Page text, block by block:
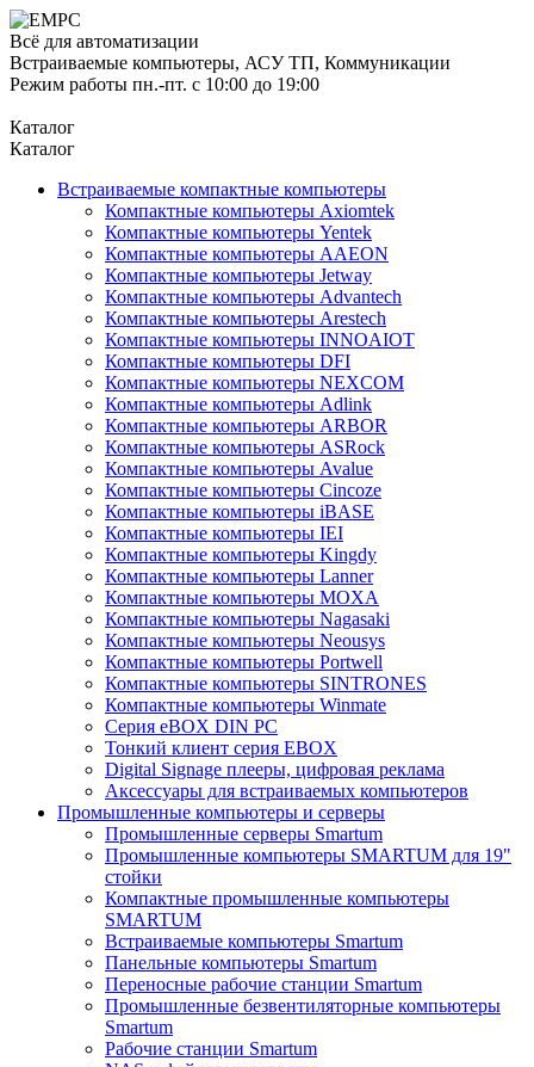
Всё для автоматизации
Встраиваемые компьютеры, АСУ ТП, Коммуникации
Режим работы пн.-пт. с 10:00 до 19:00
Каталог
Каталог
Встраиваемые компактные компьютеры
Компактные компьютеры Axiomtek
Компактные компьютеры Yentek
Компактные компьютеры AAEON
Компактные компьютеры Jetway
Компактные компьютеры Advantech
Компактные компьютеры Arestech
Компактные компьютеры INNOAIOT
Компактные компьютеры DFI
Компактные компьютеры NEXCOM
Компактные компьютеры Adlink
Компактные компьютеры ARBOR
Компактные компьютеры ASRock
Компактные компьютеры Avalue
Компактные компьютеры Cincoze
Компактные компьютеры iBASE
Компактные компьютеры IEI
Компактные компьютеры Kingdy
Компактные компьютеры Lanner
Компактные компьютеры MOXA
Компактные компьютеры Nagasaki
Компактные компьютеры Neousys
Компактные компьютеры Portwell
Компактные компьютеры SINTRONES
Компактные компьютеры Winmate
Серия eBOX DIN PC
Тонкий клиент серия EBOX
Digital Signage плееры, цифровая реклама
Аксессуары для встраиваемых компьютеров
Промышленные компьютеры и серверы
Промышленные серверы Smartum
Промышленные компьютеры SMARTUM для 19"
стойки
Компактные промышленные компьютеры
SMARTUM
Встраиваемые компьютеры Smartum
Панельные компьютеры Smartum
Переносные рабочие станции Smartum
Промышленные безвентиляторные компьютеры
Smartum
Рабочие станции Smartum